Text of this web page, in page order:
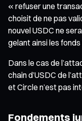
« refuser une
choisit de ne pas
nouvel USDC ne
gelant ainsi les fonds
Dans le cas de
chain d’USDC de
et Circle n’est pas
Fondements